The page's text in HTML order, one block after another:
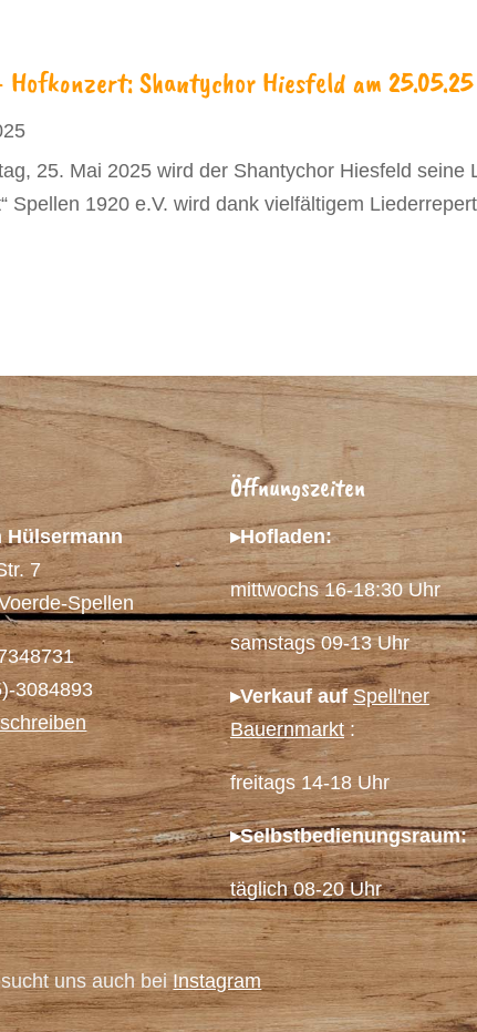
Shantychor Hiesfeld am 25.05.25
25. Mai 2025 wird der Shantychor Hiesfeld
Spellen 1920 e.V. wird dank vielfältigem
Hülsermann
7
Spellen
3084893
Öffnungszeiten
▸Hofladen:
mittwochs 16-18:30 Uhr
samstags 09-13 Uhr
▸Verkauf auf Spell'ner
Bauernmarkt:
freitags 14-18 Uhr
▸Selbstbedienungsraum:
täglich 08-20 Uhr
uns auch beiInstagram